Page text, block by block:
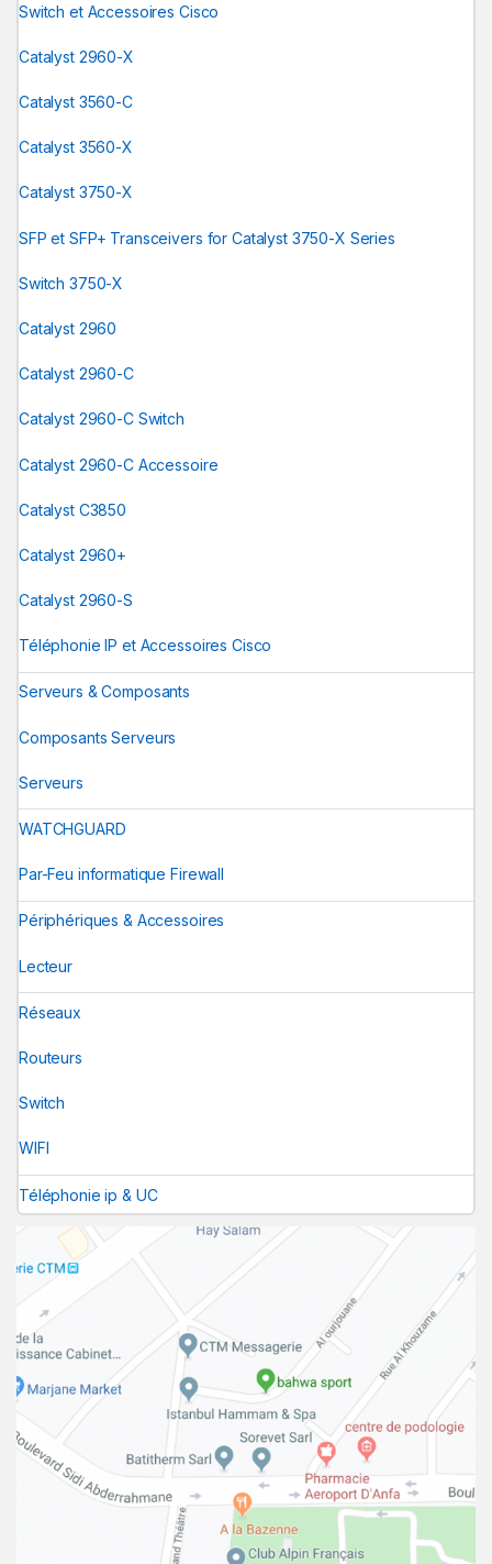
Switch et Accessoires Cisco
Catalyst 2960-X
Catalyst 3560-C
Catalyst 3560-X
Catalyst 3750-X
SFP et SFP+ Transceivers for Catalyst 3750-X Series
Switch 3750-X
Catalyst 2960
Catalyst 2960-C
Catalyst 2960-C Switch
Catalyst 2960-C Accessoire
Catalyst C3850
Catalyst 2960+
Catalyst 2960-S
Téléphonie IP et Accessoires Cisco
Serveurs & Composants
Composants Serveurs
Serveurs
WATCHGUARD
Par-Feu informatique Firewall
Périphériques & Accessoires
Lecteur
Réseaux
Routeurs
Switch
WIFI
Téléphonie ip & UC